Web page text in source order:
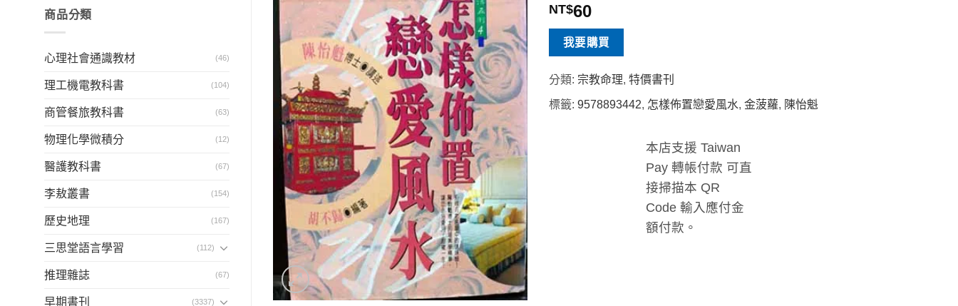
鍵
商品分類
心理社會通識教材 (46)
理工機電教科書 (104)
商管餐旅教科書 (63)
物理化學微積分 (12)
醫護教科書 (67)
李敖叢書 (154)
歷史地理 (167)
三思堂語言學習 (112)
推理雜誌 (67)
早期書刊 (3337)
NT$60
我要購買
分類: 宗教命理,特價書刊
標籤:9578893442, 怎樣佈置戀愛風水,金菠蘿, 陳怡魁
本店支援 Taiwan
Pay 轉帳付款 可直
接掃描本 QR
Code 輸入應付金
額付款。